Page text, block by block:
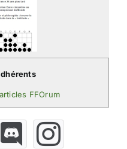
FFOrum